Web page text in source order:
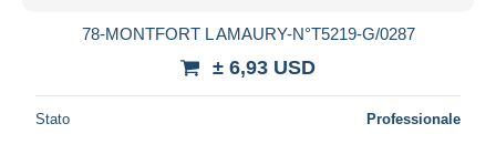
78-MONTFORT L AMAURY-N°T5219-G/0287
± 6,93 USD
Stato Professionale